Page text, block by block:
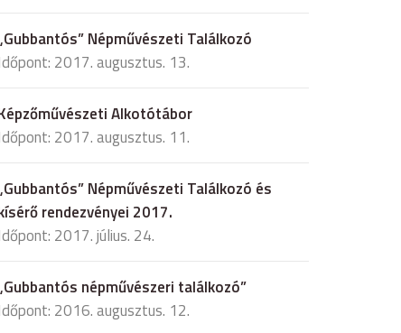
Népművészeti Találkozó
2017. augusztus. 13.
Alkotótábor
2017. augusztus. 11.
Népművészeti Találkozó és
rendezvényei 2017.
2017. július. 24.
népművészeri találkozó”
2016. augusztus. 12.